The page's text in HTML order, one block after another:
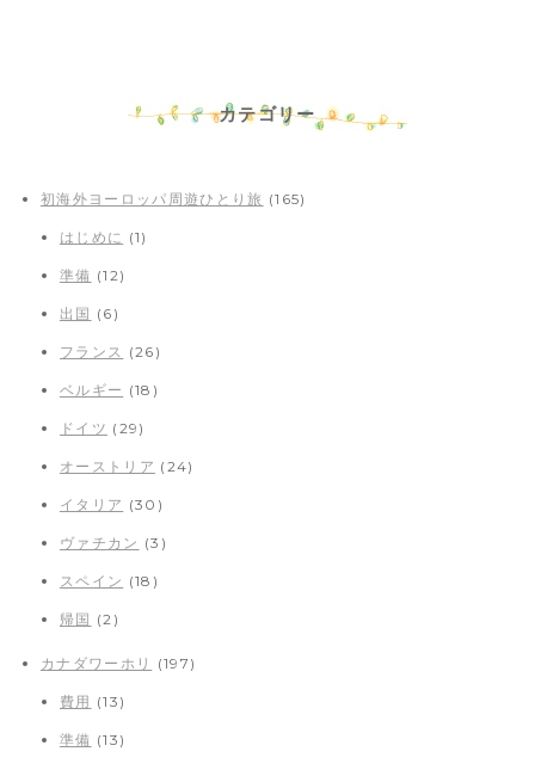
カテゴリー
初海外ヨーロッパ周遊ひとり旅 (165)
はじめに (1)
準備 (12)
出国 (6)
フランス (26)
ベルギー (18)
ドイツ (29)
オーストリア (24)
イタリア (30)
ヴァチカン (3)
スペイン (18)
帰国 (2)
カナダワーホリ (197)
費用 (13)
準備 (13)